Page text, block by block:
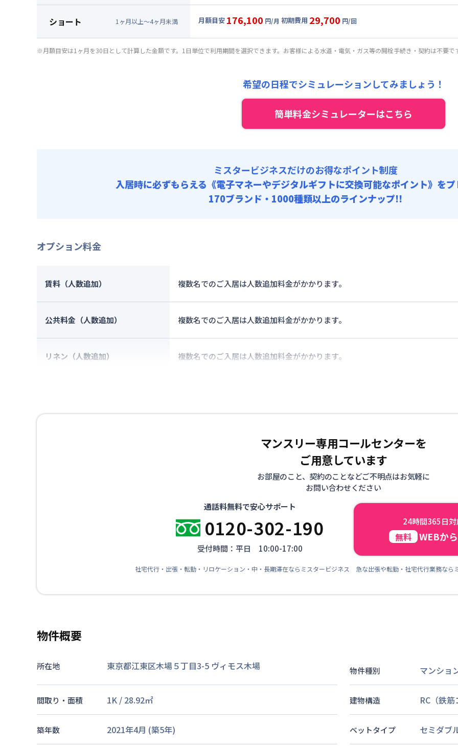
光熱費他 : 21,000円/月 (700円/日) (税抜)
清掃料他 : 27,000円/回 (税抜)
150,000円/月 (5,000円/日)
光熱費他 : 21,000円/月 (700円/日) (税抜)
清掃料他 : 27,000円/回 (税抜)
ショート 1 ヶ月以上～4ヶ月未満 月額目安 176,100 円/月 初期費用 29,700 円/回
月額賃料目安(30日利用)
27,000円/回 (税抜)
※月額目安は1ヶ月を30日として計算した金額です。1日単位で利用期間を選択できます。お客様による水道・電気・ガス等の開栓手続き・契約は不要で
希望の日程でシミュレーションしてみましょう！
簡単料金シミュレーターはこちら
ミスタービジネスだけのお得なポイント制度
入居時に必ずもらえる 《電子マネーやデジタルギフトに交換可能なポイント》を
170ブランド・1000種類以上のラインナップ!!
オプション料金
賃料（人数追加） 複数名でのご入居は人数追加料金がかかります。
公共料金（人数追加） 複数名でのご入居は人数追加料金がかかります。
リネン（人数追加） 複数名でのご入居は人数追加料金がかかります。
マンスリー専用コールセンターを
ご用意しています
お部屋のこと、契約のことなどご不明点はお気軽に
お問い合わせください
通話料無料で安心サポート
0120-302-190
受付時間：平日 10:00-17:00
24時間365日
無料 WEBか
社宅代行・出張・転勤・リロケーション・中・長期滞在ならミスタービジネス 急な出張や転勤・社宅代行業務なら
物件概要
所在地 東京都江東区木場５丁目3-5 ヴィモス木場 物件種別 マンショ
間取り・面積 1K / 28.92㎡ 建物構造 RC（鉄
築年数 2021年4月 (築5年) ベットタイプ セミダブ